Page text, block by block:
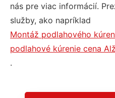
nás pre viac informácií.
služby, ako napríklad
Montáž podlahového
podlahové kúrenie cena
.